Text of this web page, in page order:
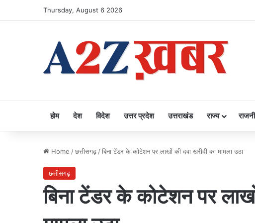
Thursday, August 6 2026
होम देश विदेश उत्तर प्रदेश उत्तराखंड राज्य
Home /छत्तीसगढ़ /बिना टेंडर के कोटेशन पर लाखों की दवा खरीदी का मामला उठा
छत्तीसगढ़
बिना टेंडर के कोटेशन पर